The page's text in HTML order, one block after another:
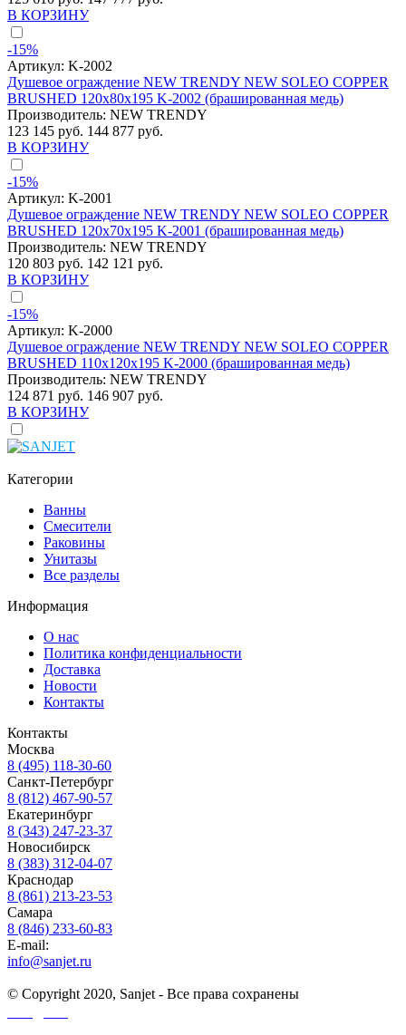
В КОРЗИНУ
-15%
Артикул: K-2002
Душевое ограждение NEW TRENDY NEW SOLEO COPPER
BRUSHED 120x80x195 K-2002 (брашированная медь)
Производитель: NEW TRENDY
123 145 руб. 144 877 руб.
В КОРЗИНУ
-15%
Артикул: K-2001
Душевое ограждение NEW TRENDY NEW SOLEO COPPER
BRUSHED 120x70x195 K-2001 (брашированная медь)
Производитель: NEW TRENDY
120 803 руб. 142 121 руб.
В КОРЗИНУ
-15%
Артикул: K-2000
Душевое ограждение NEW TRENDY NEW SOLEO COPPER
BRUSHED 110x120x195 K-2000 (брашированная медь)
Производитель: NEW TRENDY
124 871 руб. 146 907 руб.
В КОРЗИНУ
Категории
Ванны
Смесители
Раковины
Унитазы
Все разделы
Информация
О нас
Политика конфиденциальности
Доставка
Новости
Контакты
Контакты
Москва
8 (495) 118-30-60
Санкт-Петербург
8 (812) 467-90-57
Екатеринбург
8 (343) 247-23-37
Новосибирск
8 (383) 312-04-07
Краснодар
8 (861) 213-23-53
Самара
8 (846) 233-60-83
E-mail:
info@sanjet.ru
© Copyright 2020, Sanjet - Все права сохранены